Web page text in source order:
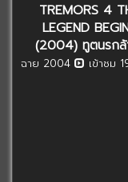
TREMORS 4
LEGEND
(2004) ทูตนรกล้
ฉาย 2004 เข้าชม